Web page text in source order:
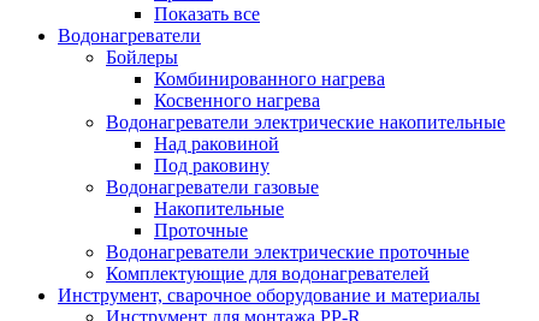
Показать все
Водонагреватели
Бойлеры
Комбинированного нагрева
Косвенного нагрева
Водонагреватели электрические накопительные
Над раковиной
Под раковину
Водонагреватели газовые
Накопительные
Проточные
Водонагреватели электрические проточные
Комплектующие для водонагревателей
Инструмент, сварочное оборудование и материалы
Инструмент для монтажа PP-R